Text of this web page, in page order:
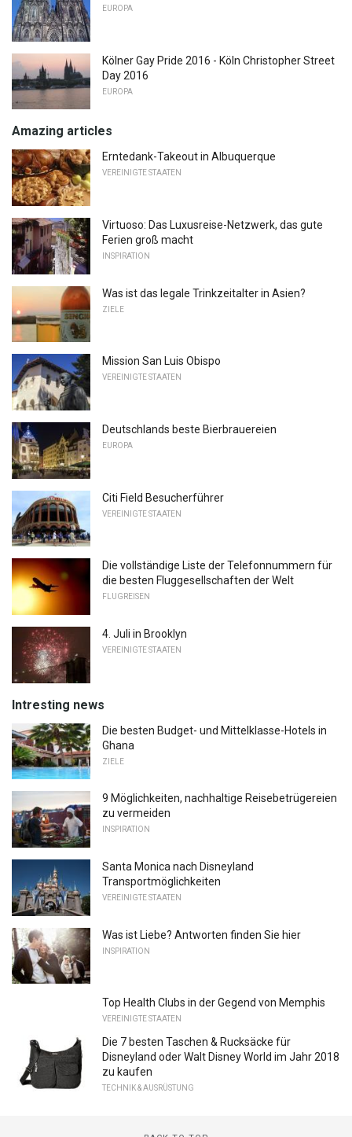
EUROPA
Kölner Gay Pride 2016 - Köln Christopher Street
Day 2016
EUROPA
Amazing articles
Erntedank-Takeout in Albuquerque
VEREINIGTE STAATEN
Virtuoso: Das Luxusreise-Netzwerk, das gute
Ferien groß macht
INSPIRATION
Was ist das legale Trinkzeitalter in Asien?
ZIELE
Mission San Luis Obispo
VEREINIGTE STAATEN
Deutschlands beste Bierbrauereien
EUROPA
Citi Field Besucherführer
VEREINIGTE STAATEN
Die vollständige Liste der Telefonnummern für
die besten Fluggesellschaften der Welt
FLUGREISEN
4. Juli in Brooklyn
VEREINIGTE STAATEN
Intresting news
Die besten Budget- und Mittelklasse-Hotels in
Ghana
ZIELE
9 Möglichkeiten, nachhaltige Reisebetrügereien
zu vermeiden
INSPIRATION
Santa Monica nach Disneyland
Transportmöglichkeiten
VEREINIGTE STAATEN
Was ist Liebe? Antworten finden Sie hier
INSPIRATION
Top Health Clubs in der Gegend von Memphis
VEREINIGTE STAATEN
Die 7 besten Taschen & Rucksäcke für
Disneyland oder Walt Disney World im Jahr 2018
zu kaufen
TECHNIK & AUSRÜSTUNG